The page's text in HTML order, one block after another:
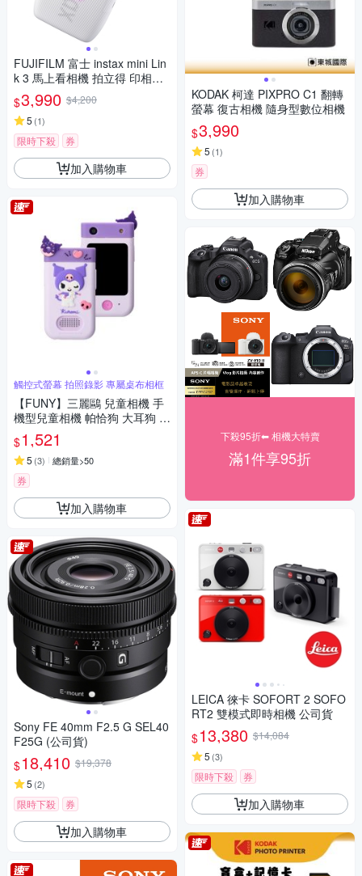
FUJIFILM 富士 instax mini Lin
k 3 馬上看相機 拍立得 印相機
公司貨
$3,990 $4,200
5 (1)
限時下殺 券
加入購物車
觸控式螢幕 拍照錄影 專屬桌布相框
【FUNY】三麗鷗 兒童相機 手
機型兒童相機 帕恰狗 大耳狗 酷
洛米
$1,521
5 (3) 總銷量>50
券
加入購物車
Sony FE 40mm F2.5 G SEL40
F25G (公司貨)
$18,410 $19,378
5 (2)
限時下殺 券
加入購物車
KODAK 柯達 PIXPRO C1 翻轉
螢幕 復古相機 隨身型數位相機
$3,990
5 (1)
券
加入購物車
下殺95折⬅︎ 相機大特賣
滿1件享95折
LEICA 徠卡 SOFORT 2 SOFO
RT2 雙模式即時相機 公司貨
$13,380 $14,084
5 (3)
限時下殺 券
加入購物車